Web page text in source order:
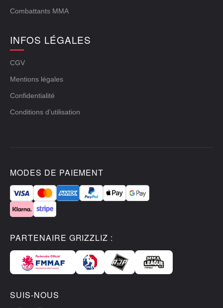
Combattants MMA
INFOS LÉGALES
CGV
Mentions légales
Confidentialité
Conditions d'utilisation
MODES DE PAIEMENT
PARTENAIRE GRIZZLIZ :
SUIS-NOUS